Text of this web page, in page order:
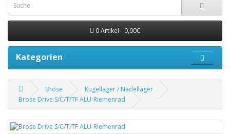
0 Artikel - 0,00€
Kategorien
Brose
Kugellager / Nadellager
Brose Drive S/C/T/TF ALU-Riemenrad